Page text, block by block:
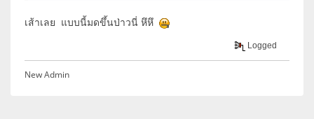
เส้าเลย แบบนี้มดขึ้นป่าวนี่ หึหึ
Logged
New Admin